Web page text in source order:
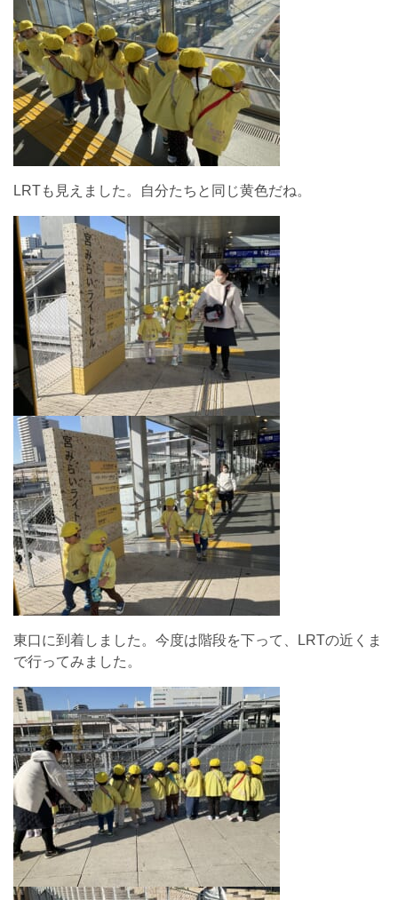
LRTも見えました。自分たちと同じ黄色だね。
東口に到着しました。今度は階段を下って、LRTの近くま
で行ってみました。